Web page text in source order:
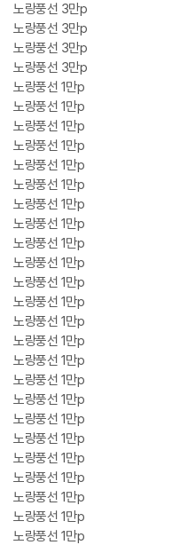
노랑풍선 3만p
노랑풍선 3만p
노랑풍선 3만p
노랑풍선 3만p
노랑풍선 1만p
노랑풍선 1만p
노랑풍선 1만p
노랑풍선 1만p
노랑풍선 1만p
노랑풍선 1만p
노랑풍선 1만p
노랑풍선 1만p
노랑풍선 1만p
노랑풍선 1만p
노랑풍선 1만p
노랑풍선 1만p
노랑풍선 1만p
노랑풍선 1만p
노랑풍선 1만p
노랑풍선 1만p
노랑풍선 1만p
노랑풍선 1만p
노랑풍선 1만p
노랑풍선 1만p
노랑풍선 1만p
노랑풍선 1만p
노랑풍선 1만p
노랑풍선 1만p